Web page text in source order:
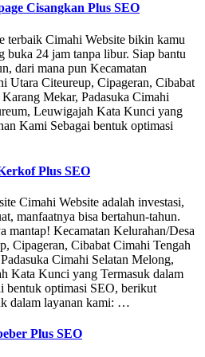
Cisangkan Plus SEO
terbaik Cimahi Website bikin kamu
buka 24 jam tanpa libur. Siap bantu
dari mana pun Kecamatan
Utara Citeureup, Cipageran, Cibabat
Mekar, Padasuka Cimahi
Leuwigajah Kata Kunci yang
Kami Sebagai bentuk optimasi
Plus SEO
Cimahi Website adalah investasi,
manfaatnya bisa bertahun-tahun.
mantap! Kecamatan Kelurahan/Desa
Cipageran, Cibabat Cimahi Tengah
Cimahi Selatan Melong,
Kata Kunci yang Termasuk dalam
bentuk optimasi SEO, berikut
dalam layanan kami: …
Plus SEO